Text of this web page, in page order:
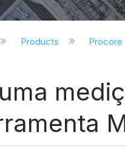
recolher
Products